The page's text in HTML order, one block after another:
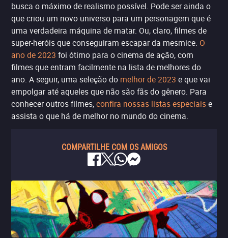
busca o máximo de realismo possível. Pode ser ainda o
que criou um novo universo para um personagem que é
uma verdadeira máquina de matar. Ou, claro, filmes de
super-heróis que conseguiram escapar da mesmice. O
ano de 2023 foi ótimo para o cinema de ação, com
filmes que entram facilmente na lista de melhores do
ano. A seguir, uma seleção do melhor de 2023 e que vai
empolgar até aqueles que não são fãs do gênero. Para
conhecer outros filmes,confira nossas listas especiaise
assista o que há de melhor no mundo do cinema.
COMPARTILHE COM OS AMIGOS